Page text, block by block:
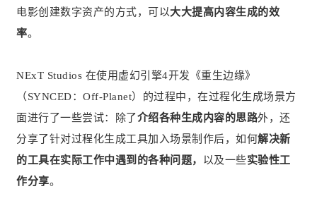
电影创建数字资产的方式，可以大大提高内容生成的效
率。
NExT Studios 在使用虚幻引擎4开发《重生边缘》
（SYNCED：Off-Planet）的过程中，在过程化生成场景方
面进行了一些尝试：除了介绍各种生成内容的思路外，还
分享了针对过程化生成工具加入场景制作后，如何解决新
的工具在实际工作中遇到的各种问题， 以及一些实验性工
作分享。